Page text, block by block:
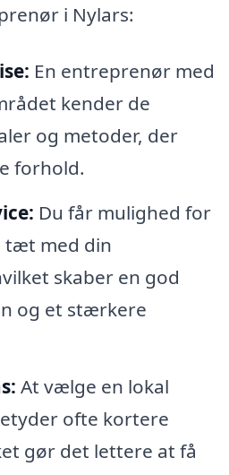
i Nylars:
En entreprenør med
kender de
og metoder, der
forhold.
Du får mulighed for
tæt med din
skaber en god
og et stærkere
At vælge en lokal
ofte kortere
gør det lettere at få